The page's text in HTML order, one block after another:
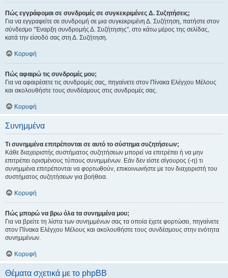
Πώς εγγράφομαι σε συνδρομές σε συγκεκριμένες Δ. Συζητήσεις;
Για να εγγραφείτε σε συνδρομή σε μια συγκεκριμένη Δ. Συζήτηση, πατήστε στον
σύνδεσμο “Έναρξη συνδρομής Δ. Συζήτησης”, στο κάτω μέρος της σελίδας,
κατά την είσοδό σας στη Δ. Συζήτηση.
Κορυφή
Πώς αφαιρώ τις συνδρομές μου;
Για να αφαιρέσετε τις συνδρομές σας, πηγαίνετε στον Πίνακα Ελέγχου Μέλους
και ακολουθήστε τους συνδέσμους στις συνδρομές σας.
Κορυφή
Συνημμένα
Τι συνημμένα επιτρέπονται σε αυτό το σύστημα συζητήσεων;
Κάθε διαχειριστής συστήματος συζητήσεων μπορεί να επιτρέπει ή να μην
επιτρέπει ορισμένους τύπους συνημμένων. Εάν δεν είστε σίγουρος (-η) τι
συνημμένα επιτρέπονται να φορτωθούν, επικοινωνήστε με τον διαχειριστή του
συστήματος συζητήσεων για βοήθεια.
Κορυφή
Πώς μπορώ να βρω όλα τα συνημμένα μου;
Για να βρείτε τη λίστα των συνημμένων σας τα οποία έχετε φορτώσει, πηγαίνετε
στον Πίνακα Ελέγχου Μέλους και ακολουθήστε τους συνδέσμους στην ενότητα
συνημμένων.
Κορυφή
Θέματα σχετικά με το phpBB